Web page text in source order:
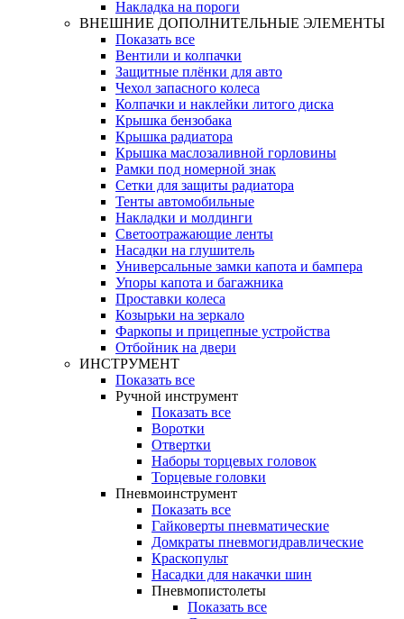
Накладка на пороги
ВНЕШНИЕ ДОПОЛНИТЕЛЬНЫЕ ЭЛЕМЕНТЫ
Показать все
Вентили и колпачки
Защитные плёнки для авто
Чехол запасного колеса
Колпачки и наклейки литого диска
Крышка бензобака
Крышка радиатора
Крышка маслозаливной горловины
Рамки под номерной знак
Сетки для защиты радиатора
Тенты автомобильные
Накладки и молдинги
Светоотражающие ленты
Насадки на глушитель
Универсальные замки капота и бампера
Упоры капота и багажника
Проставки колеса
Козырьки на зеркало
Фаркопы и прицепные устройства
Отбойник на двери
ИНСТРУМЕНТ
Показать все
Ручной инструмент
Показать все
Воротки
Отвертки
Наборы торцевых головок
Торцевые головки
Пневмоинструмент
Показать все
Гайковерты пневматические
Домкраты пневмогидравлические
Краскопульт
Насадки для накачки шин
Пневмопистолеты
Показать все